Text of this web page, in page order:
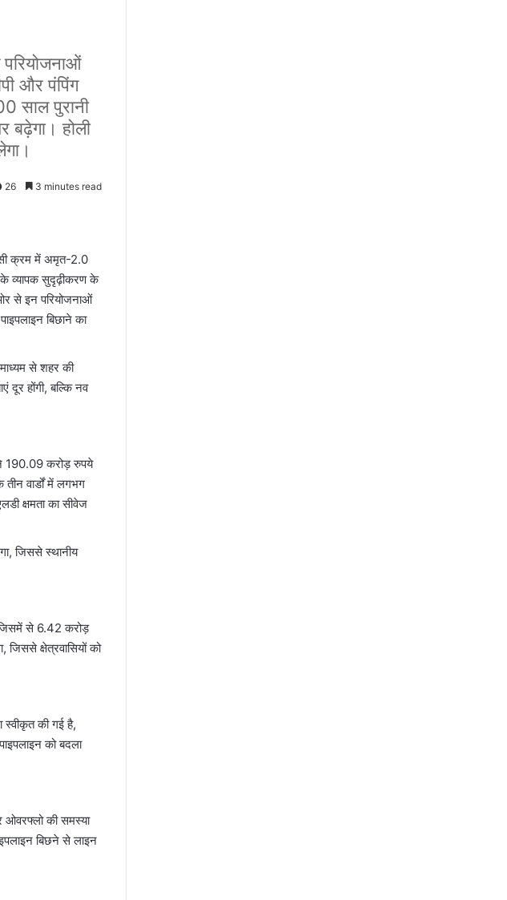
और पंपिंग
साल पुरानी
बढ़ेगा। होली
26 3 minutes read
क्रम में अमृत-2.0
के व्यापक सुदृढ़ीकरण के
से इन परियोजनाओं
बिछाने का
से शहर की
दूर होंगी, बल्कि नव
190.09 करोड़ रुपये
वार्डों में लगभग
क्षमता का सीवेज
जिससे स्थानीय
जिसमें से 6.42 करोड़
क्षेत्रवासियों को
की गई है,
को बदला
ओवरफ्लो की समस्या
बिछने से लाइन